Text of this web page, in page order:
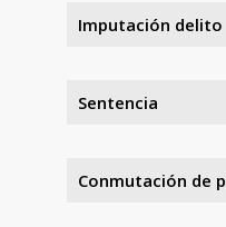
Imputación delito
Sentencia
Conmutación de